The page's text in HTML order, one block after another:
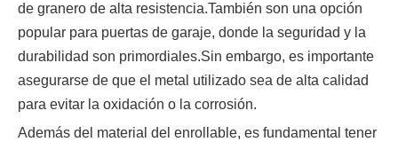
de granero de alta resistencia.También son una opción
popular para puertas de garaje, donde la seguridad y la
durabilidad son primordiales.Sin embargo, es importante
asegurarse de que el metal utilizado sea de alta calidad
para evitar la oxidación o la corrosión.
Además del material del enrollable, es fundamental tener